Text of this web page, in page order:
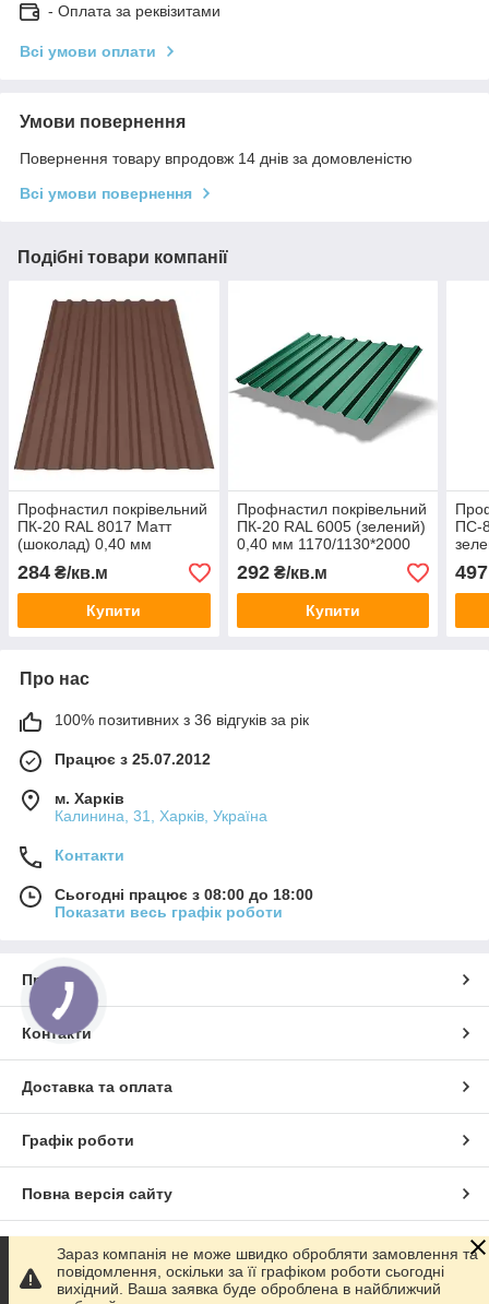
- Оплата за реквізитами
Всі умови оплати
Умови повернення
Повернення товару впродовж 14 днів за домовленістю
Всі умови повернення
Подібні товари компанії
Профнастил покрівельний
ПК-20 RAL 8017 Матт
(шоколад) 0,40 мм
1170/1130*2000 (1лист
2,34кв.м)
284 ₴/кв.м
Купити
Профнастил покрівельний
ПК-20 RAL 6005 (зелений)
0,40 мм 1170/1130*2000
(1лист 2,34кв.м)
292₴/кв.м
Купити
ПС-
497
Про нас
100% позитивних з 36 відгуків за рік
Працює з 25.07.2012
м. Харків
Калинина, 31, Харків, Україна
Контакти
Сьогодні працює з 08:00 до 18:00
Показати весь графік роботи
Про нас
Контакти
Доставка та оплата
Графік роботи
Повна версія сайту
Сайт створено на маркетплейсіProm.ua
Зараз компанія не може швидко обробляти замовлення та
повідомлення, оскільки за її графіком роботи сьогодні
вихідний. Ваша заявка буде оброблена в найближчий